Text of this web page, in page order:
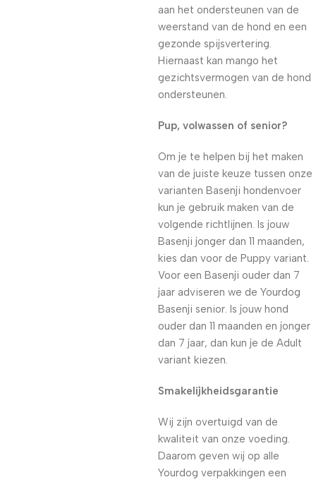
aan het ondersteunen van de
weerstand van de hond en een
gezonde spijsvertering.
Hiernaast kan mango het
gezichtsvermogen van de hond
ondersteunen.
Pup, volwassen of senior?
Om je te helpen bij het maken
van de juiste keuze tussen onze
varianten Basenji hondenvoer
kun je gebruik maken van de
volgende richtlijnen. Is jouw
Basenji jonger dan 11 maanden,
kies dan voor de Puppy variant.
Voor een Basenji ouder dan 7
jaar adviseren we de Yourdog
Basenji senior. Is jouw hond
ouder dan 11 maanden en jonger
dan 7 jaar, dan kun je de Adult
variant kiezen.
Smakelijkheidsgarantie
Wij zijn overtuigd van de
kwaliteit van onze voeding.
Daarom geven wij op alle
Yourdog verpakkingen een